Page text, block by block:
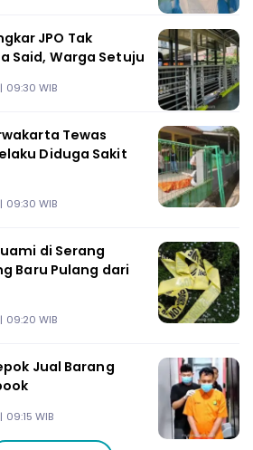
JPO Tak
Said, Warga Setuju
WIB
Tewas
Diduga Sakit
WIB
di Serang
Baru Pulang dari
WIB
Jual Barang
WIB